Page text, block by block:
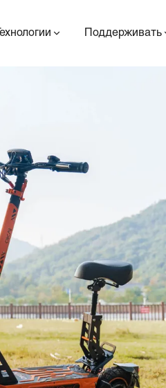
Технологии Поддерживать
ES410